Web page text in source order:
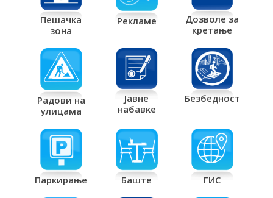
Пешачка
зона
Рекламе
Дозволе за
кретање
Радови на
улицама
Јавне
набавке
Безбедност
Паркирање Баште ГИС